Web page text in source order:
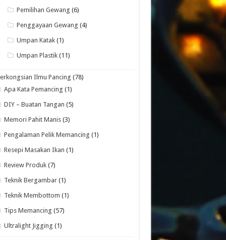
Pemilihan Gewang (6)
Penggayaan Gewang (4)
Umpan Katak (1)
Umpan Plastik (11)
Ilmu Pancing (78)
Apa Kata Pemancing (1)
DIY – Buatan Tangan (5)
Memori Pahit Manis (3)
Pengalaman Pelik Memancing (1)
Resepi Masakan Ikan (1)
Review Produk (7)
Teknik Bergambar (1)
Teknik Membottom (1)
Tips Memancing (57)
Ultralight Jigging (1)